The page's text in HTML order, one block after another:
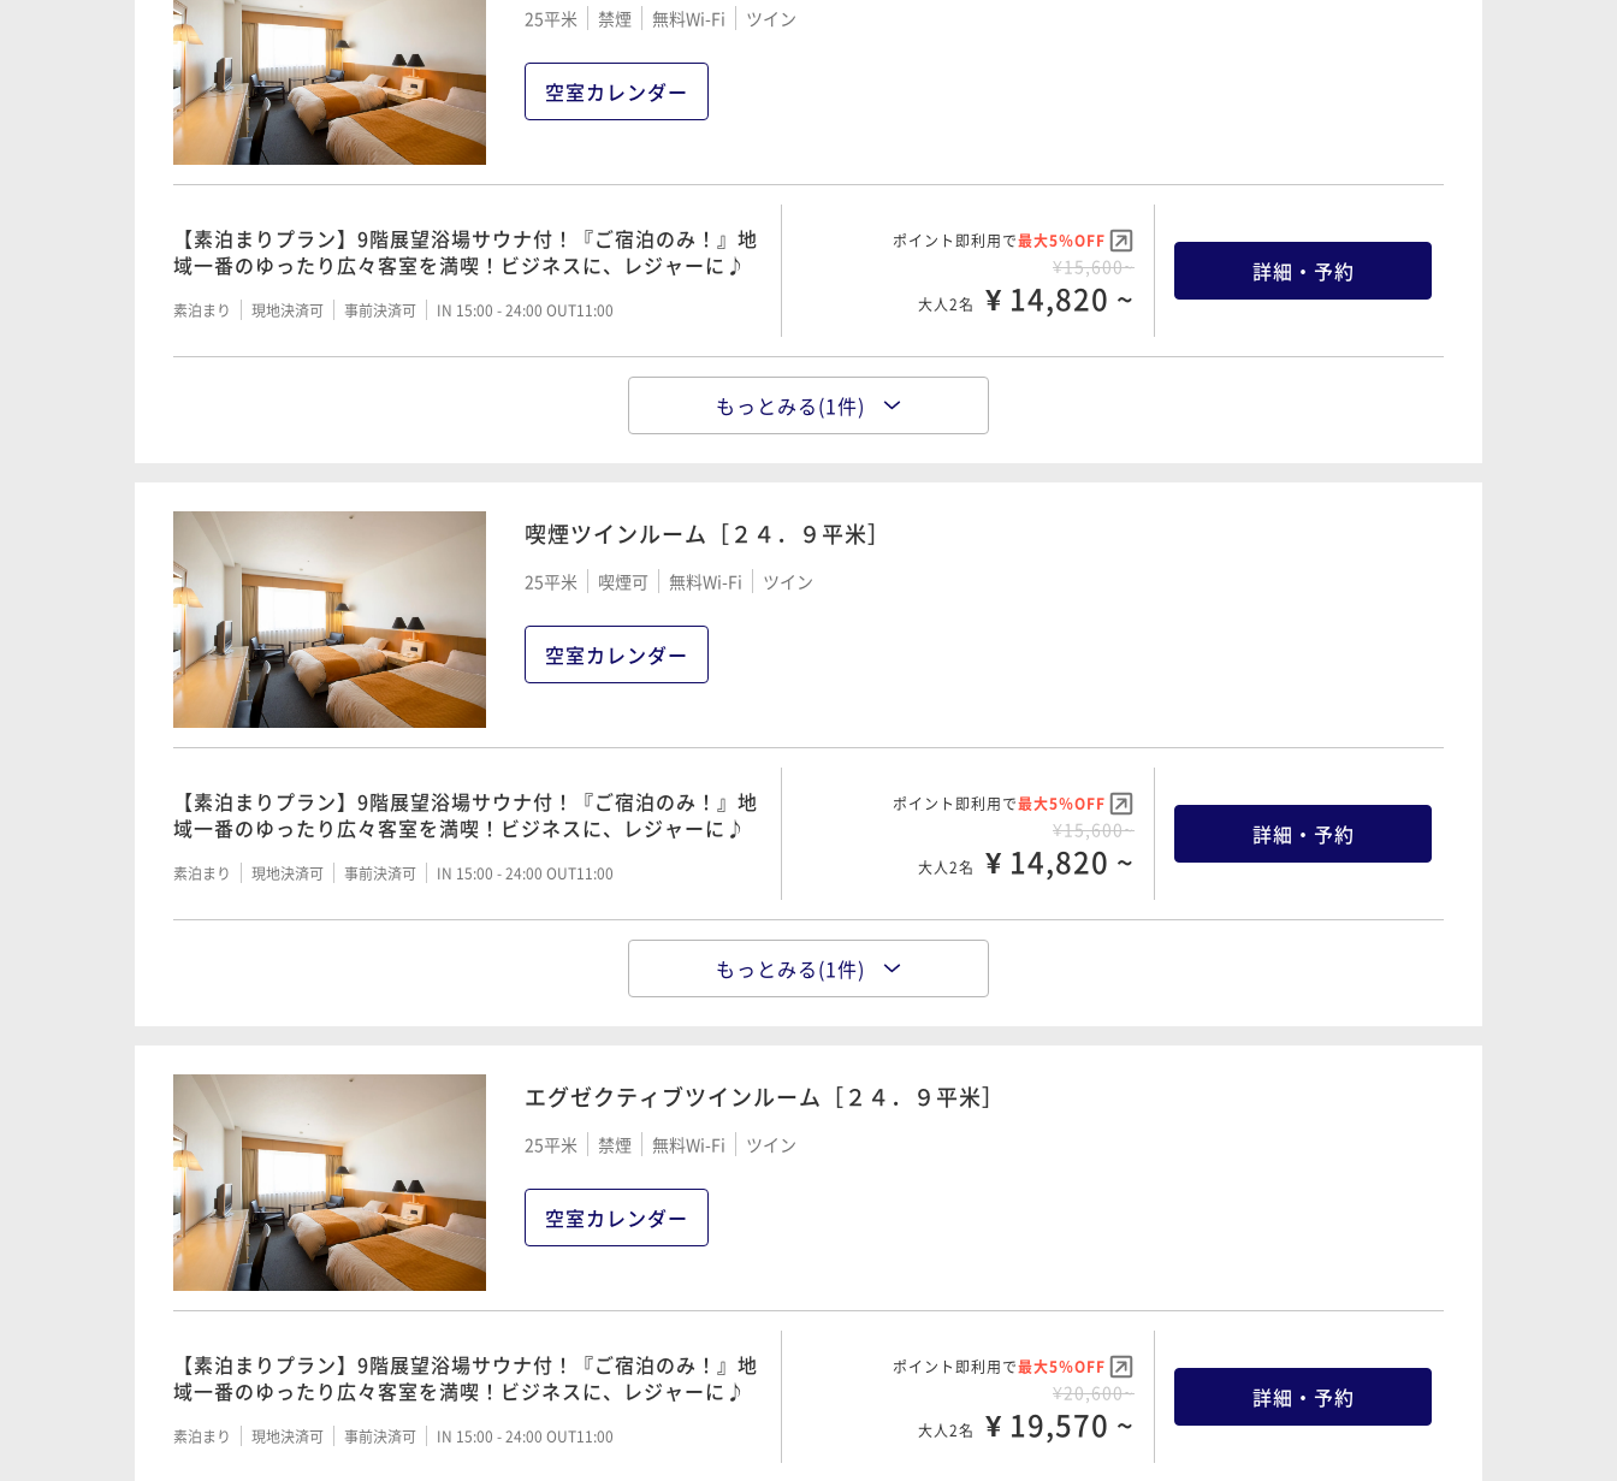
25平米 禁煙 無料Wi-Fi ツイン
空室カレンダー
【素泊まりプラン】9階展望浴場サウナ付！『ご宿泊のみ！』地
域一番のゆったり広々客室を満喫！ビジネスに、レジャーに♪
素泊まり 現地決済可 事前決済可 IN 15:00 - 24:00 OUT11:00
ポイント即利用で最大5％OFF
¥15,600~
大人2名 ¥ 14,820 ~
詳細・予約
【朝食付き】9階展望浴場サウナ付！～１日の活力は、バランス
ポイント即利用で
もっとみる(1件)
喫煙ツインルーム［２４．９平米］
25平米 喫煙可 無料Wi-Fi ツイン
空室カレンダー
【素泊まりプラン】9階展望浴場サウナ付！『ご宿泊のみ！』地
域一番のゆったり広々客室を満喫！ビジネスに、レジャーに♪
素泊まり 現地決済可 事前決済可 IN 15:00 - 24:00 OUT11:00
ポイント即利用で最大5％OFF
¥15,600~
大人2名 ¥ 14,820 ~
詳細・予約
【朝食付き】9階展望浴場サウナ付！～１日の活力は、バランス
ポイント即利用で
もっとみる(1件)
エグゼクティブツインルーム［２４．９平米］
25平米 禁煙 無料Wi-Fi ツイン
空室カレンダー
【素泊まりプラン】9階展望浴場サウナ付！『ご宿泊のみ！』地
域一番のゆったり広々客室を満喫！ビジネスに、レジャーに♪
素泊まり 現地決済可 事前決済可 IN 15:00 - 24:00 OUT11:00
ポイント即利用で最大5％OFF
¥20,600~
大人2名 ¥ 19,570 ~
詳細・予約